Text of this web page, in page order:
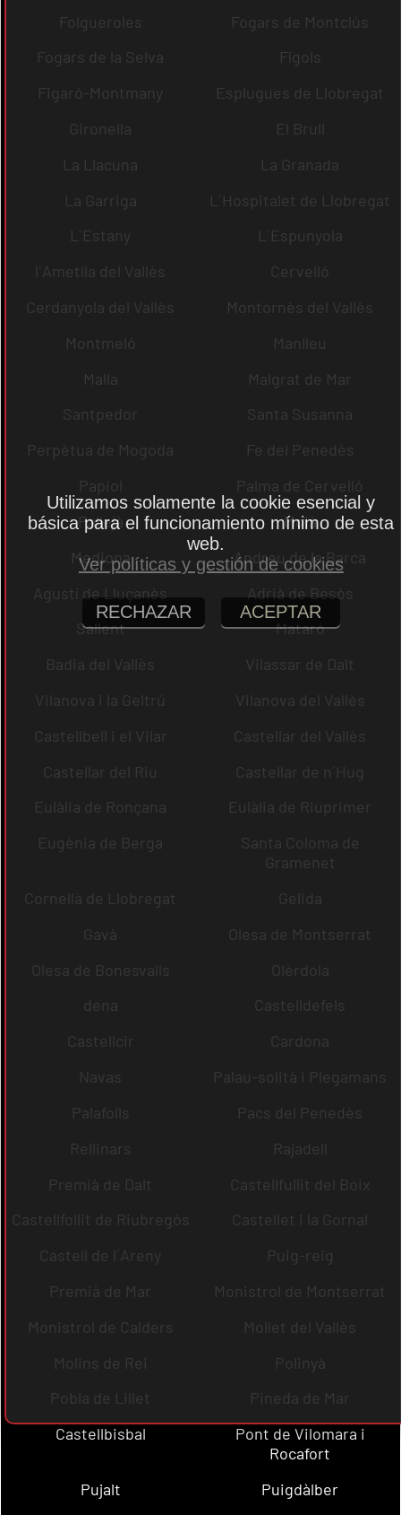
Folgueroles
Fogars de Montclús
Fogars de la Selva
Fígols
Figaró-Montmany
Esplugues de Llobregat
Gironella
El Brull
La Llacuna
La Granada
La Garriga
L´Hospitalet de Llobregat
L´Estany
L´Espunyola
l´Ametlla del Vallès
Cervelló
Cerdanyola del Vallès
Montornès del Vallès
Montmeló
Manlleu
Malla
Malgrat de Mar
Santpedor
Santa Susanna
Perpètua de Mogoda
Fe del Penedès
Papiol
Palma de Cervelló
Pallejà
Moià
Mediona
Andreu de la Barca
Agustí de Lluçanès
Adrià de Besòs
Sallent
Mataró
Badia del Vallès
Vilassar de Dalt
Vilanova i la Geltrú
Vilanova del Vallès
Castellbell i el Vilar
Castellar del Vallès
Castellar del Riu
Castellar de n´Hug
Eulàlia de Ronçana
Eulàlia de Riuprimer
Eugènia de Berga
Santa Coloma de
Gramenet
Cornellà de Llobregat
Gelida
Gavà
Olesa de Montserrat
Olesa de Bonesvalls
Olèrdola
dena
Castelldefels
Castellcir
Cardona
Navas
Palau-solità i Plegamans
Palafolls
Pacs del Penedès
Rellinars
Rajadell
Premià de Dalt
Castellfullit del Boix
Castellfollit de Riubregós
Castellet i la Gornal
Castell de l´Areny
Puig-reig
Premià de Mar
Monistrol de Montserrat
Monistrol de Calders
Mollet del Vallès
Molins de Rei
Polinyà
Pobla de Lillet
Pineda de Mar
Castellbisbal
Pont de Vilomara i
Rocafort
Pujalt
Puigdàlber
Utilizamos solamente la cookie esencial y
básica para el funcionamiento mínimo de esta
web.
Ver políticas y gestión de cookies
RECHAZAR ACEPTAR